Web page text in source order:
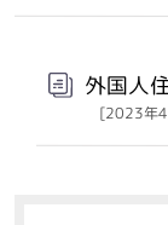
外国人
[2023年